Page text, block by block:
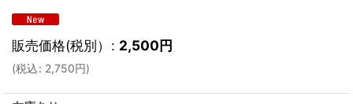
販売価格(税別） : 2,500円
(税込: 2,750円)